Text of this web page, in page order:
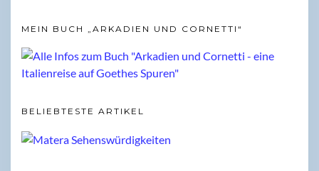
MEIN BUCH „ARKADIEN UND CORNETTI“
BELIEBTESTE ARTIKEL